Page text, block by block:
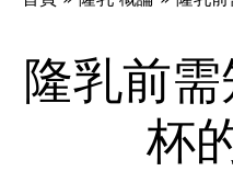
Back
to
隆乳前
杯